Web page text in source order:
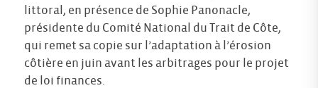
littoral, en présence de Sophie Panonacle,
présidente du Comité National du Trait de Côte,
qui remet sa copie sur l’adaptation à l’érosion
côtière en juin avant les arbitrages pour le projet
de loi finances.